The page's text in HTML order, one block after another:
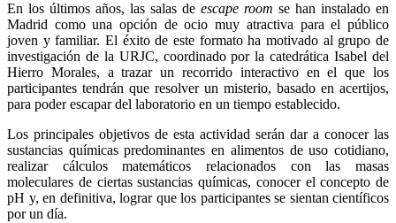
En los últimos años, las salas de escape room se han instalado en
Madrid como una opción de ocio muy atractiva para el público
joven y familiar. El éxito de este formato ha motivado al grupo de
investigación de la URJC, coordinado por la catedrática Isabel del
Hierro Morales, a trazar un recorrido interactivo en el que los
participantes tendrán que resolver un misterio, basado en acertijos,
para poder escapar del laboratorio en un tiempo establecido.
Los principales objetivos de esta actividad serán dar a conocer las
sustancias químicas predominantes en alimentos de uso cotidiano,
realizar cálculos matemáticos relacionados con las masas
moleculares de ciertas sustancias químicas, conocer el concepto de
pH y, en definitiva, lograr que los participantes se sientan científicos
por un día.